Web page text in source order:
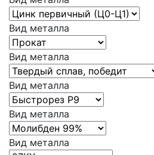
Вид металла
Вид металла
Вид металла
Вид металла
Вид металла